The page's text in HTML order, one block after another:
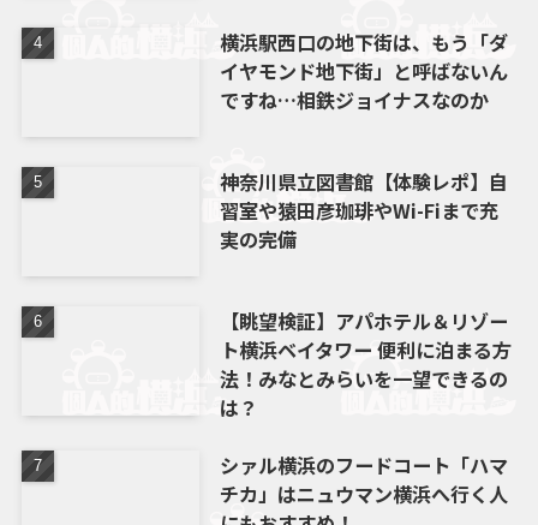
横浜駅西口の地下街は、もう「ダ
イヤモンド地下街」と呼ばないん
ですね…相鉄ジョイナスなのか
神奈川県立図書館【体験レポ】自
習室や猿田彦珈琲やWi-Fiまで充
実の完備
【眺望検証】アパホテル＆リゾー
ト横浜ベイタワー 便利に泊まる方
法！みなとみらいを一望できるの
は？
シァル横浜のフードコート「ハマ
チカ」はニュウマン横浜へ行く人